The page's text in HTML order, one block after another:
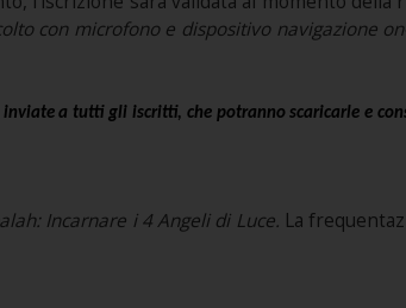
con microfono e dispositivo navigazione
a tutti gli iscritti, che potranno scaricarle e
Incarnare i 4 Angeli di Luce. La